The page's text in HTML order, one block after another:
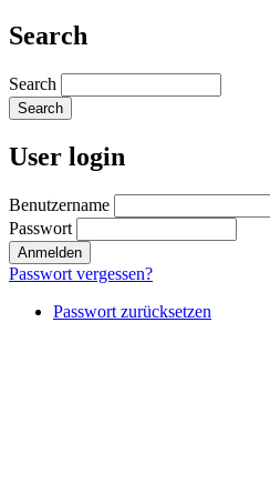
Search
Search
User login
Benutzername
Passwort
Passwort vergessen?
Passwort zurücksetzen